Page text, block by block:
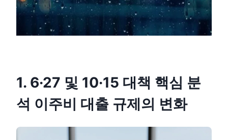
1. 6·27 및 10·15 대책 핵심 분
석 이주비 대출 규제의 변화